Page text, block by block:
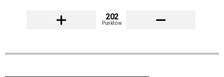
202
Punktów